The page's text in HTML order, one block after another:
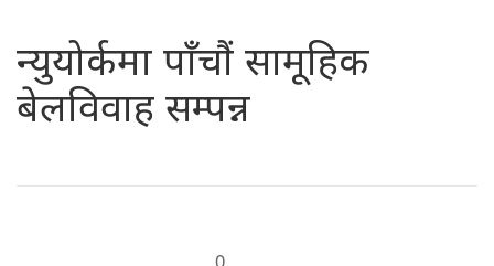
न्युयोर्कमा पाँचौं सामूहिक
बेलविवाह सम्पन्न
0